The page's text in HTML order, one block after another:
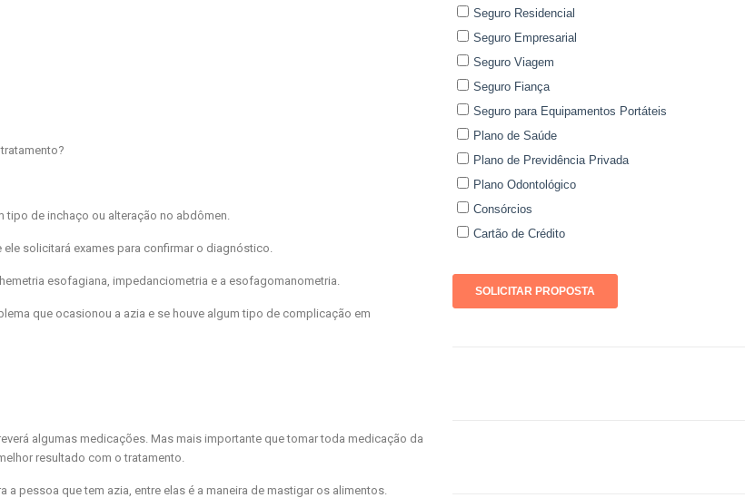
tipo de inchaço ou alteração no abdômen.
solicitará exames para confirmar o diagnóstico.
esofagiana, impedanciometria e a esofagomanometria.
que ocasionou a azia e se houve algum tipo de complicação em
algumas medicações. Mas mais importante que tomar toda medicação da
resultado com o tratamento.
pessoa que tem azia, entre elas é a maneira de mastigar os alimentos.